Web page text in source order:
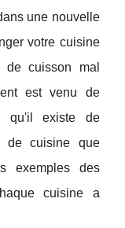
une nouvelle
votre cuisine
cuisson mal
est venu de
qu'il existe de
de cuisine que
exemples des
cuisine a